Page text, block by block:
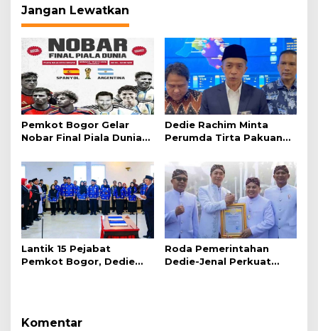
Jangan Lewatkan
Pemkot Bogor Gelar
Nobar Final Piala Dunia
Dedie Rachim Minta
Perumda Tirta Pakuan
Warga Terdampak
Kekeringan
Lantik 15 Pejabat
Pemkot Bogor, Dedie
Roda Pemerintahan
Dedie-Jenal Perkuat
Komentar